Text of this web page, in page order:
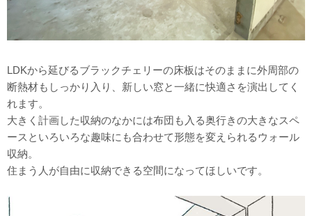
LDKから延びるブラックチェリーの床板はそのままに外周部の
断熱材もしっかり入り、新しい窓と一緒に快適さを演出してく
れます。
大きく計画した収納のなかには布団も入る奥行きの大きなスペ
ースといろいろな趣味にも合わせて形態を変えられるウォール
収納。
住まう人が自由に収納できる空間になってほしいです。